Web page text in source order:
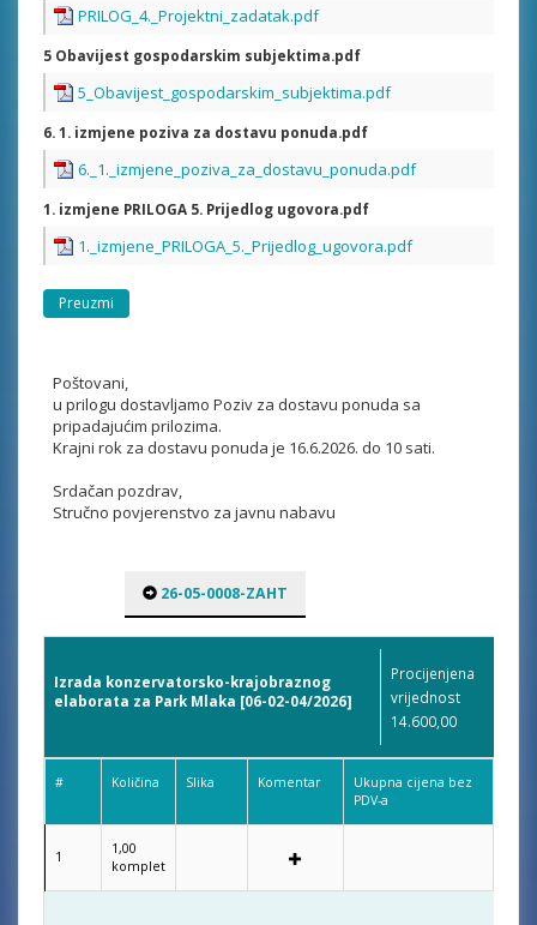
PRILOG_4._Projektni_zadatak.pdf
5 Obavijest gospodarskim subjektima.pdf
5_Obavijest_gospodarskim_subjektima.pdf
6. 1. izmjene poziva za dostavu ponuda.pdf
6._1._izmjene_poziva_za_dostavu_ponuda.pdf
1. izmjene PRILOGA 5. Prijedlog ugovora.pdf
1._izmjene_PRILOGA_5._Prijedlog_ugovora.pdf
Preuzmi
Poštovani,
u prilogu dostavljamo Poziv za dostavu ponuda sa
pripadajućim prilozima.
Krajni rok za dostavu ponuda je 16.6.2026. do 10 sati.
Srdačan pozdrav,
Stručno povjerenstvo za javnu nabavu
26-05-0008-ZAHT
Izrada konzervatorsko-krajobraznog
elaborata za Park Mlaka [06-02-04/2026]
Procijenjena
vrijednost
14.600,00
# Količina Slika Komentar
Ukupna cijena bez
PDV-a
1
1,00
komplet